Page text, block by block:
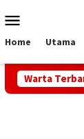
ke
Mobile
Home Utama
Warta
Pers Menjadi